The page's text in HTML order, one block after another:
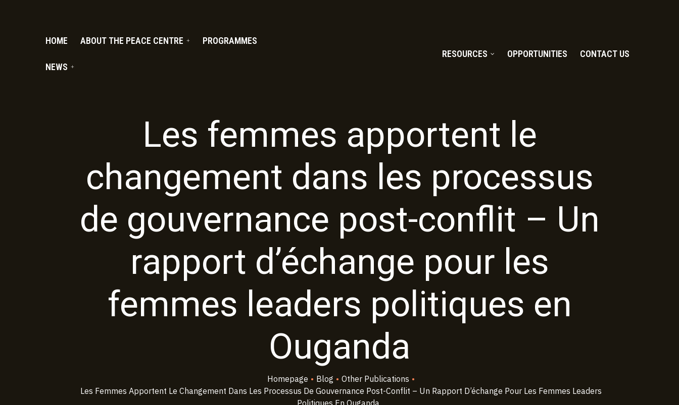
HOME ABOUT THE PEACE CENTRE PROGRAMMES
NEWS
RESOURCES OPPORTUNITIES CONTACT US
Les femmes apportent le
changement dans les processus
de gouvernance post-conflit – Un
rapport d’échange pour les
femmes leaders politiques en
Ouganda
Homepage • Blog • Other Publications •
Les Femmes Apportent Le Changement Dans Les Processus De Gouvernance Post-Conflit – Un Rapport D’échange Pour Les Femmes Leaders
Politiques En Ouganda